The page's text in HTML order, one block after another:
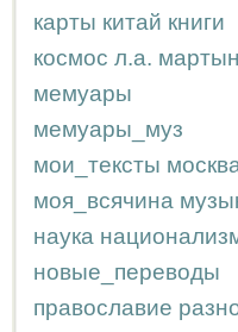
карты китай книги
космос л.а.
мемуары
мемуары_муз
мои_тексты
моя_всячина
наука
новые_переводы
православие